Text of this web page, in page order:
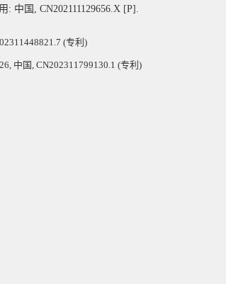
: 中国 , CN202111129656.X [P].
(专利)
中国, CN202311799130.1 (专利)